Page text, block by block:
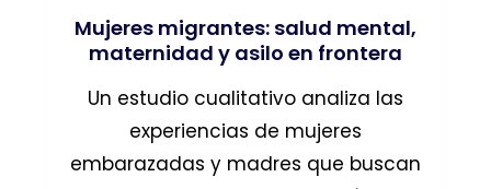
Mujeres migrantes: salud mental,
maternidad y asilo en frontera
Un estudio cualitativo analiza las
experiencias de mujeres
embarazadas y madres que buscan